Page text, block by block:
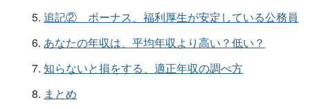
追記② ボーナス、福利厚生が安定している公務員
あなたの年収は、平均年収より高い？低い？
知らないと損をする、適正年収の調べ方
まとめ